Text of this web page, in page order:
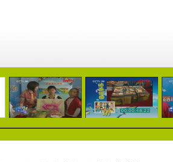
04:37 06:26